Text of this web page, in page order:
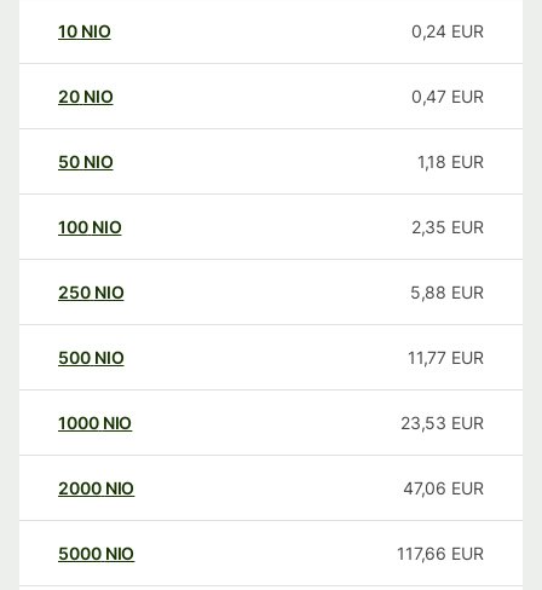
10 NIO 0,24 EUR
20 NIO 0,47 EUR
50 NIO 1,18 EUR
100 NIO 2,35 EUR
250 NIO 5,88 EUR
500 NIO 11,77 EUR
1000 NIO 23,53 EUR
2000 NIO 47,06 EUR
5000 NIO 117,66 EUR